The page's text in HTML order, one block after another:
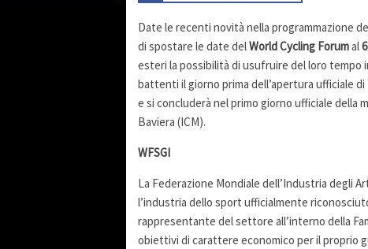
Date le recenti novità nella programmazione
di spostare le date delWorld Cycling Forumal
esteri la possibilità di usufruire del loro tempo
battenti il giorno prima dell’apertura ufficiale di
e si concluderà nel primo giorno ufficiale della
Baviera (ICM).
WFSGI
La Federazione Mondiale dell’Industria degli
l’industria dello sport ufficialmente
rappresentante del settore all’interno della
obiettivi di carattere economico per il proprio